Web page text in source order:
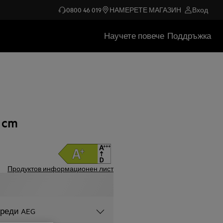
0800 46 019 НАМЕРЕТЕ МАГАЗИН Вход
Научете повече Поддръжка
Продуктов информационен лист
AEG